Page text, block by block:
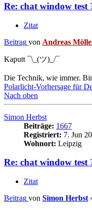
Re: chat window test
Zitat
Beitrag von Andreas
Kaputt ¯\_(ツ)_/¯
Die Technik, wie immer.
Polarlicht-Vorhersage für
Nach oben
Simon Herbst
Beiträge: 1667
Registriert: 7. Jun
Wohnort: Leipzig
Re: chat window test
Zitat
Beitrag von Simon Herbst